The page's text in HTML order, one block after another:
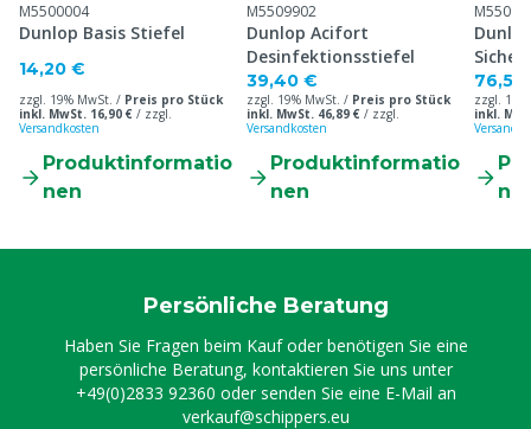
M5500004
Dunlop Basis Stiefel
14,20 €
zzgl. 19% MwSt. / Preis pro Stück
inkl. MwSt. 16,90 € / zzgl.
Versandkosten
Produktinformatio
nen
M5509902
Dunlop Acifort
Desinfektionsstiefel
39,40 €
zzgl. 19% MwSt. / Preis pro Stück
inkl. MwSt. 46,89 € / zzgl.
Versandkosten
Produktinformatio
nen
76,50
zzgl.
inkl.
Persönliche Beratung
Haben Sie Fragen beim Kauf oder benötigen Sie eine
persönliche Beratung, kontaktieren Sie uns unter
+49(0)2833 92360 oder senden Sie eine E-Mail an
verkauf@schippers.eu